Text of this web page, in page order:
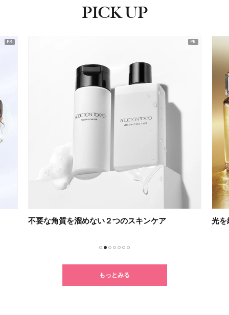
PICK UP
光を紡ぐケアで未来の肌を思いのままに 乳液
もっとみる